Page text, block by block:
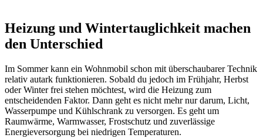
Heizung und Wintertauglichkeit machen
den Unterschied
Im Sommer kann ein Wohnmobil schon mit überschaubarer Technik
relativ autark funktionieren. Sobald du jedoch im Frühjahr, Herbst
oder Winter frei stehen möchtest, wird die Heizung zum
entscheidenden Faktor. Dann geht es nicht mehr nur darum, Licht,
Wasserpumpe und Kühlschrank zu versorgen. Es geht um
Raumwärme, Warmwasser, Frostschutz und zuverlässige
Energieversorgung bei niedrigen Temperaturen.